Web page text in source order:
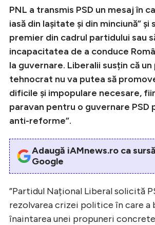
PNL a transmis PSD un mesaj în
iasă din lașitate și din minciună” și
premier din cadrul partidului sau
incapacitatea de a conduce
la guvernare. Liberalii susțin că
tehnocrat nu va putea să
dificile și impopulare necesare,
paravan pentru o guvernare PSD
anti-reforme”.
Adaugă iAMnews.ro ca
Google
”Partidul Național Liberal solicită
rezolvarea crizei politice în care a
înaintarea unei propuneri